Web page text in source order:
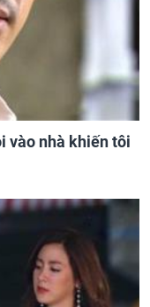
vào nhà khiến tôi